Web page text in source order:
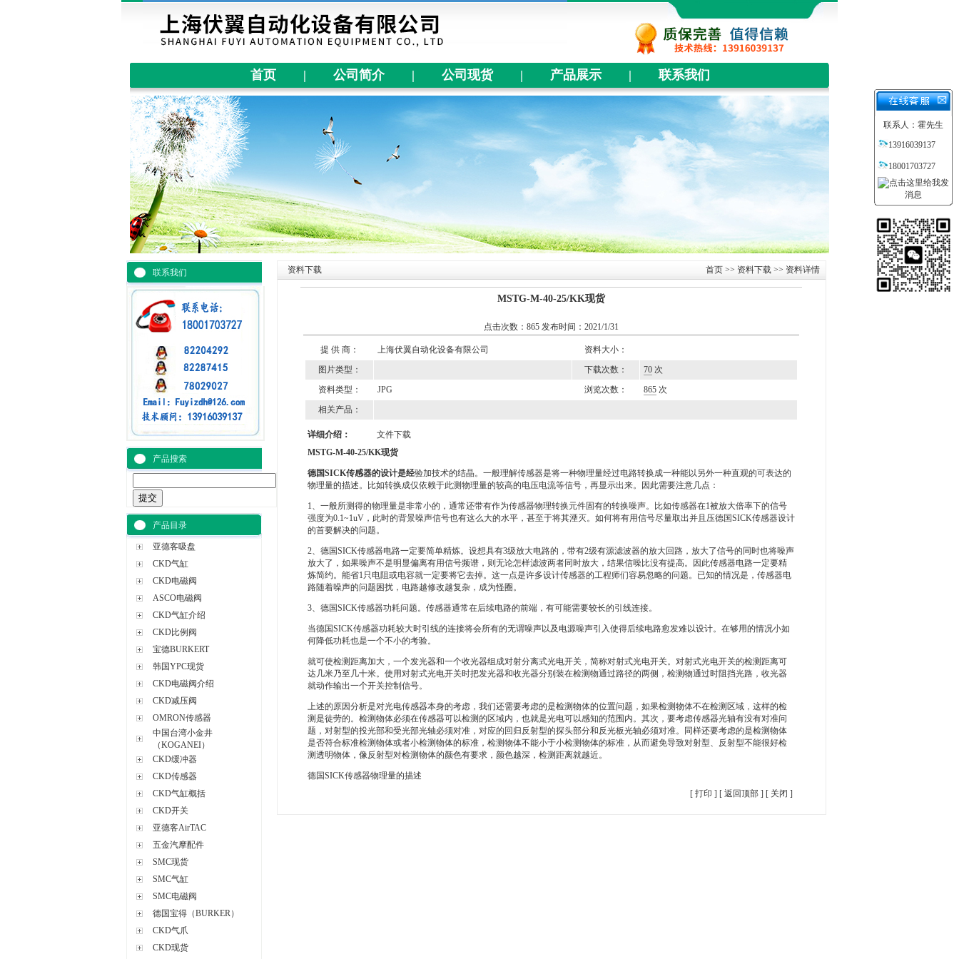
首页 | 公司简介 | 公司现货 | 产品展示 | 联系我们
联系我们
产品搜索
产品目录
亚德客吸盘
CKD气缸
CKD电磁阀
ASCO电磁阀
CKD气缸介绍
CKD比例阀
宝德BURKERT
韩国YPC现货
CKD电磁阀介绍
CKD减压阀
OMRON传感器
中国台湾小金井
（KOGANEI）
CKD缓冲器
CKD传感器
CKD气缸概括
CKD开关
亚德客AirTAC
五金汽摩配件
SMC现货
SMC气缸
SMC电磁阀
德国宝得（BURKER）
CKD气爪
CKD现货
资料下载 首页>> 资料下载>> 资料详情
MSTG-M-40-25/KK现货
点击次数：865 发布时间：2021/1/31
提 供 商： 上海伏翼自动化设备有限公司
资料大小：
图片类型：
下载次数： 70 次
资料类型：
JPG 浏览次数： 865 次
相关产品：
详细介绍：
文件下载
MSTG-M-40-25/KK现货
德国SICK传感器的设计是经验加技术的结晶。一般理解传感器是将一种物理量经过电路转换成一种能以另外一种直观的可表达的
物理量的描述。比如转换成仅依赖于此测物理量的较高的电压电流等信号，再显示出来。因此需要注意几点：
1、一般所测得的物理量是非常小的，通常还带有作为传感器物理转换元件固有的转换噪声。比如传感器在1被放大倍率下的信号
强度为0.1~1uV，此时的背景噪声信号也有这么大的水平，甚至于将其湮灭。如何将有用信号尽量取出并且压德国SICK传感器设计
的首要解决的问题。
2、德国SICK传感器电路一定要简单精炼。设想具有3级放大电路的，带有2级有源滤波器的放大回路，放大了信号的同时也将噪声
放大了，如果噪声不是明显偏离有用信号频谱，则无论怎样滤波两者同时放大，结果信噪比没有提高。因此传感器电路一定要精
炼简约。能省1只电阻或电容就一定要将它去掉。这一点是许多设计传感器的工程师们容易忽略的问题。已知的情况是，传感器电
路随着噪声的问题困扰，电路越修改越复杂，成为怪圈。
3、德国SICK传感器功耗问题。传感器通常在后续电路的前端，有可能需要较长的引线连接。
当德国SICK传感器功耗较大时引线的连接将会所有的无谓噪声以及电源噪声引入使得后续电路愈发难以设计。在够用的情况小如
何降低功耗也是一个不小的考验。
就可使检测距离加大，一个发光器和一个收光器组成对射分离式光电开关，简称对射式光电开关。对射式光电开关的检测距离可
达几米乃至几十米。使用对射式光电开关时把发光器和收光器分别装在检测物通过路径的两侧，检测物通过时阻挡光路，收光器
就动作输出一个开关控制信号。
上述的原因分析是对光电传感器本身的考虑，我们还需要考虑的是检测物体的位置问题，如果检测物体不在检测区域，这样的检
测是徒劳的。检测物体必须在传感器可以检测的区域内，也就是光电可以感知的范围内。其次，要考虑传感器光轴有没有对准问
题，对射型的投光部和受光部光轴必须对准，对应的回归反射型的探头部分和反光板光轴必须对准。同样还要考虑的是检测物体
是否符合标准检测物体或者小检测物体的标准，检测物体不能小于小检测物体的标准，从而避免导致对射型、反射型不能很好检
测透明物体，像反射型对检测物体的颜色有要求，颜色越深，检测距离就越近。
德国SICK传感器物理量的描述
[ 打印 ] [ 返回顶部 ] [ 关闭 ]
联系人：霍先生
13916039137
18001703727